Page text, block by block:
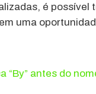
é possível
uma
“By” antes do